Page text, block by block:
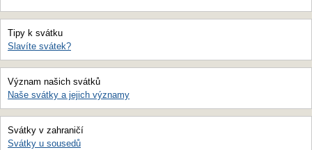
Tipy k svátku
Slavíte svátek?
Význam našich svátků
Naše svátky a jejich významy
Svátky v zahraničí
Svátky u sousedů